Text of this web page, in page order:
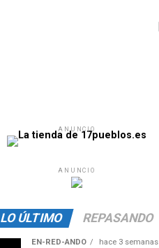
ANUNCIO
ANUNCIO
LO ÚLTIMO REPASANDO
EN-RED-ANDO hace 3 semanas